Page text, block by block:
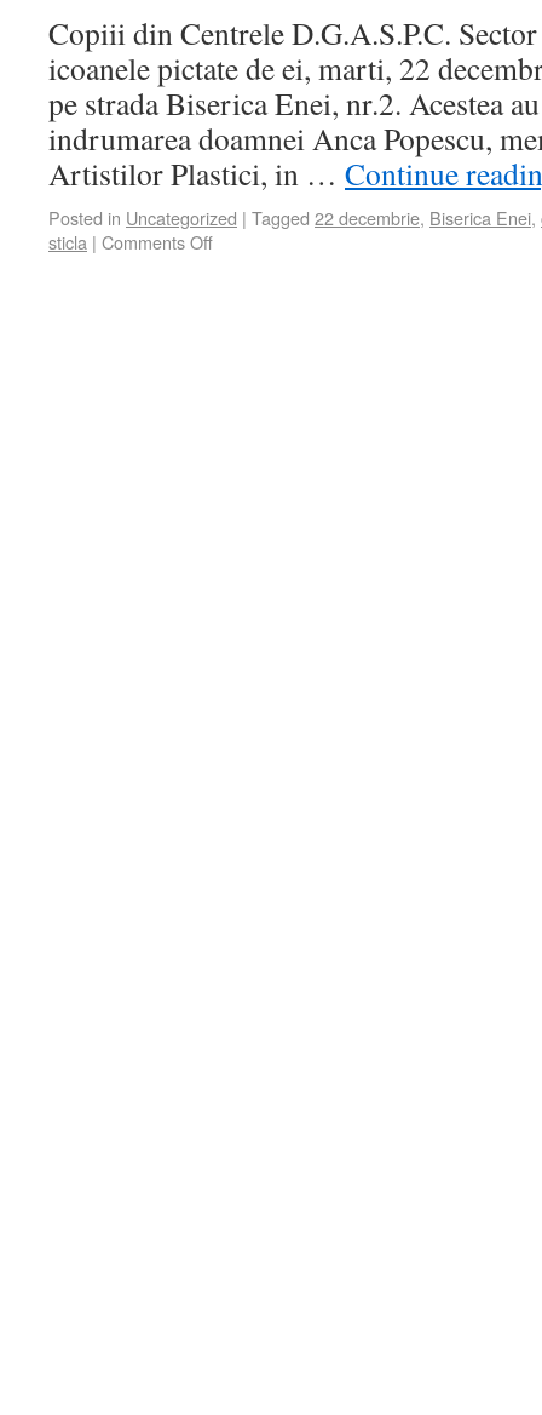
Copiii din Centrele D.G.A.S.P.C.
icoanele pictate de ei, marti, 22
pe strada Biserica Enei, nr.2. Acestea
indrumarea doamnei Anca Popescu,
Artistilor Plastici, in … Continue
Posted in Uncategorized | Tagged 22 decembrie, Biserica Enei,
sticla | Comments Off